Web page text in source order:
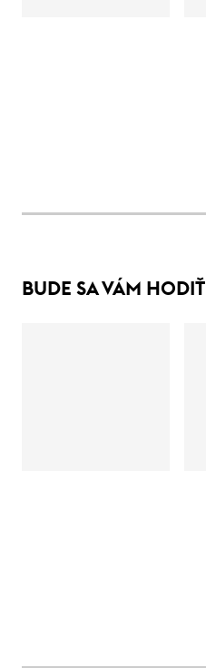
BUDE SA VÁM HODIŤ